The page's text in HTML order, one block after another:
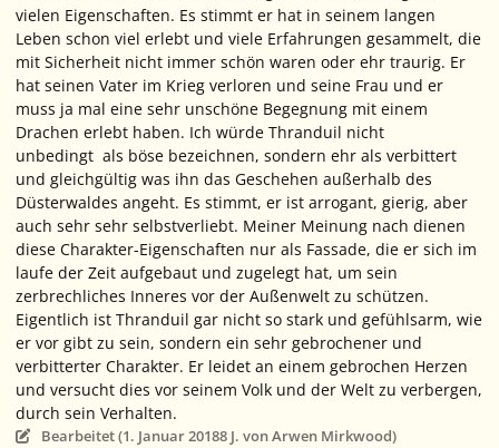
vielen Eigenschaften. Es stimmt er hat in seinem langen
Leben schon viel erlebt und viele Erfahrungen gesammelt, die
mit Sicherheit nicht immer schön waren oder ehr traurig. Er
hat seinen Vater im Krieg verloren und seine Frau und er
muss ja mal eine sehr unschöne Begegnung mit einem
Drachen erlebt haben. Ich würde Thranduil nicht
unbedingt als böse bezeichnen, sondern ehr als verbittert
und gleichgültig was ihn das Geschehen außerhalb des
Düsterwaldes angeht. Es stimmt, er ist arrogant, gierig, aber
auch sehr sehr selbstverliebt. Meiner Meinung nach dienen
diese Charakter-Eigenschaften nur als Fassade, die er sich im
laufe der Zeit aufgebaut und zugelegt hat, um sein
zerbrechliches Inneres vor der Außenwelt zu schützen.
Eigentlich ist Thranduil gar nicht so stark und gefühlsarm, wie
er vor gibt zu sein, sondern ein sehr gebrochener und
verbitterter Charakter. Er leidet an einem gebrochen Herzen
und versucht dies vor seinem Volk und der Welt zu verbergen,
durch sein Verhalten.
Bearbeitet (1. Januar 20188 J. von Arwen Mirkwood)